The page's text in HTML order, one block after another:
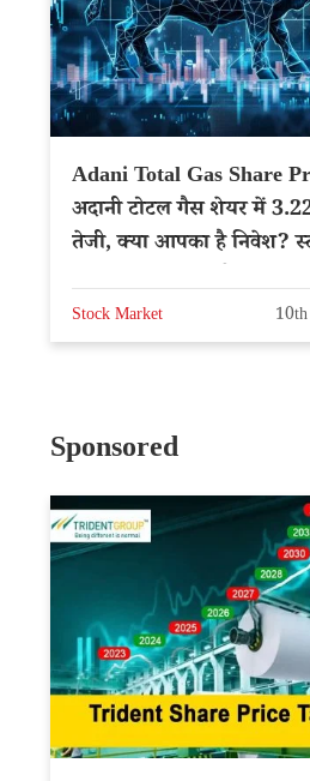
Adani Total Gas Share
अदानी टोटल गैस शेयर में
तेजी, क्या आपका है निवेश?
Stock Market
Sponsored